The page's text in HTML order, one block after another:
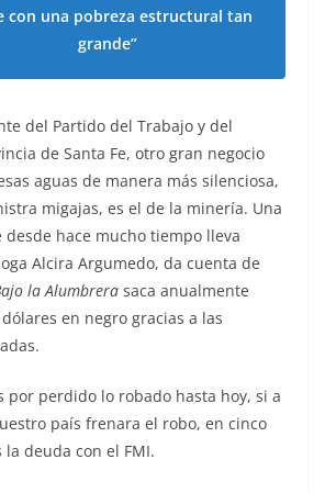
con una pobreza estructural tan
grande”
del Partido del Trabajo y del
de Santa Fe, otro gran negocio
aguas de manera más silenciosa,
migajas, es el de la minería. Una
hace mucho tiempo lleva
Alcira Argumedo, da cuenta de
la Alumbrera saca anualmente
en negro gracias a las
por perdido lo robado hasta hoy, si a
país frenara el robo, en cinco
deuda con el FMI.